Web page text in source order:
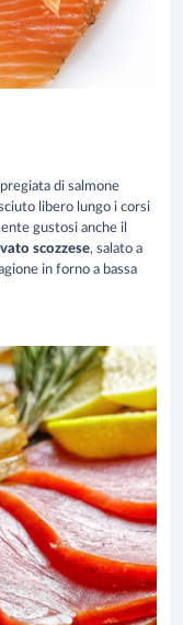
di salmone
libero lungo i corsi
gustosi anche il
scozzese, salato a
in forno a bassa